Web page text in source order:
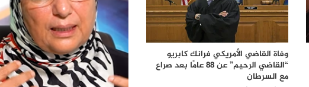
وفاة القاضي الأمريكي فرانك كابريو
“القاضي الرحيم” عن 88 عامًا بعد صراع
مع السرطان